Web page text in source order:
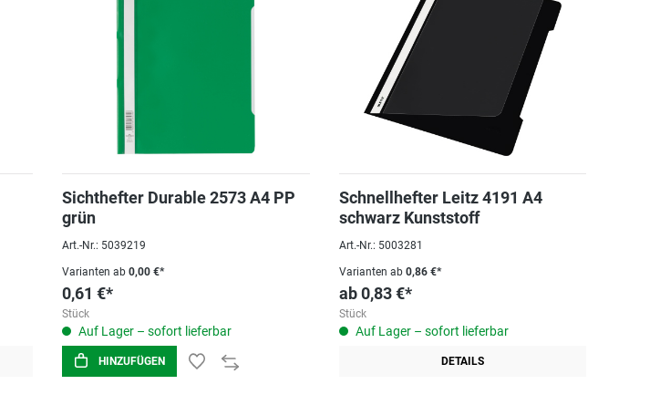
Sichthefter Durable 2573 A4 PP
grün
Art.-Nr.: 5039219
Varianten ab 0,00 €*
0,61 €*
Stück
Auf Lager – sofort lieferbar
HINZUFÜGEN
Schnellhefter Leitz 4191 A4
schwarz Kunststoff
Art.-Nr.: 5003281
Varianten ab0,86 €*
ab 0,83 €*
Stück
Auf Lager – sofort lieferbar
DETAILS